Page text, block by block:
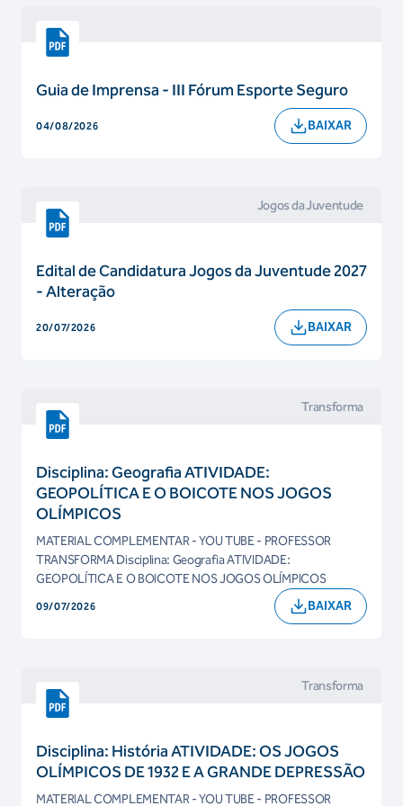
Guia de Imprensa - III Fórum Esporte Seguro
04/08/2026 BAIXAR
Jogos da Juventude
Edital de Candidatura Jogos da Juventude 2027
- Alteração
20/07/2026 BAIXAR
Transforma
Disciplina: Geografia ATIVIDADE:
GEOPOLÍTICA E O BOICOTE NOS JOGOS
OLÍMPICOS
MATERIAL COMPLEMENTAR - YOU TUBE - PROFESSOR
TRANSFORMA Disciplina: Geografia ATIVIDADE:
GEOPOLÍTICA E O BOICOTE NOS JOGOS OLÍMPICOS
09/07/2026 BAIXAR
Transforma
Disciplina: História ATIVIDADE: OS JOGOS
OLÍMPICOS DE 1932 E A GRANDE DEPRESSÃO
MATERIAL COMPLEMENTAR - YOU TUBE - PROFESSOR